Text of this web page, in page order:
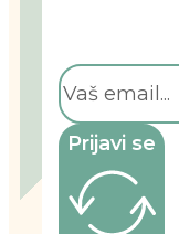
Prijavi se